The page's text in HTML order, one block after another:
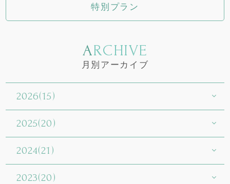
特別プラン
ARCHIVE
月別アーカイブ
2026(15)
2025(20)
2024(21)
2023(20)